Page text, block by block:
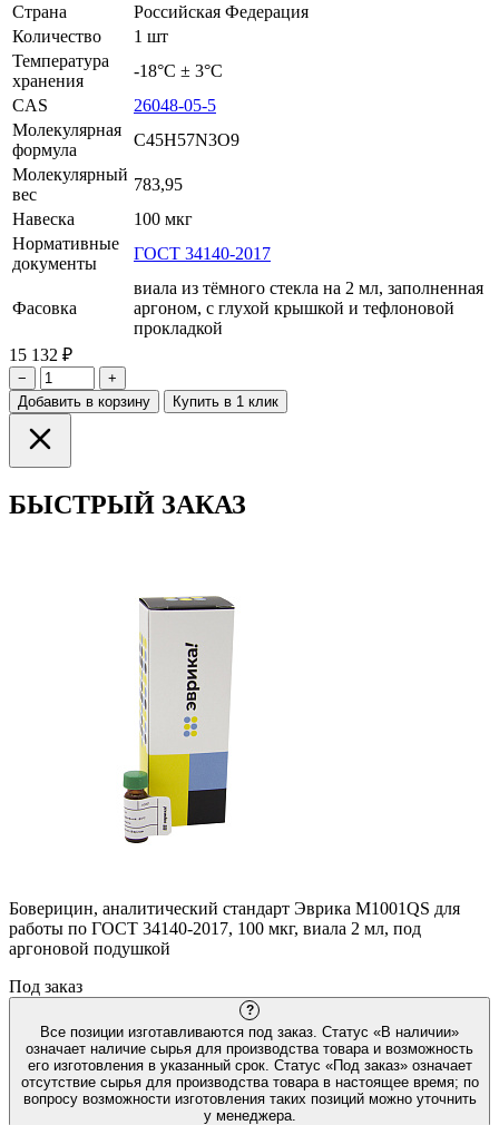
Страна
Российская Федерация
Количество
1 шт
Температура
хранения
-18°С ± 3°С
CAS
26048-05-5
Молекулярная
формула
C45H57N3O9
Молекулярный
вес
783,95
Навеска
100 мкг
Нормативные
документы
ГОСТ 34140-2017
Фасовка
виала из тёмного стекла на 2 мл, заполненная
аргоном, с глухой крышкой и тефлоновой
прокладкой
15 132 ₽
−
+
Добавить в корзину
Купить в 1 клик
БЫСТРЫЙ ЗАКАЗ
Боверицин, аналитический стандарт Эврика M1001QS для
работы по ГОСТ 34140-2017, 100 мкг, виала 2 мл, под
аргоновой подушкой
Под заказ
?
Все позиции изготавливаются под заказ. Статус «В наличии»
означает наличие сырья для производства товара и возможность
его изготовления в указанный срок. Статус «Под заказ» означает
отсутствие сырья для производства товара в настоящее время; по
вопросу возможности изготовления таких позиций можно уточнить
у менеджера.